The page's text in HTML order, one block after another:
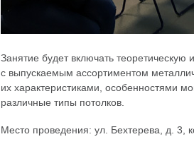
Занятие будет включать теоретическую
с выпускаемым ассортиментом
их характеристиками, особенностями
различные типы потолков.
Место проведения: ул. Бехтерева, д. 3,